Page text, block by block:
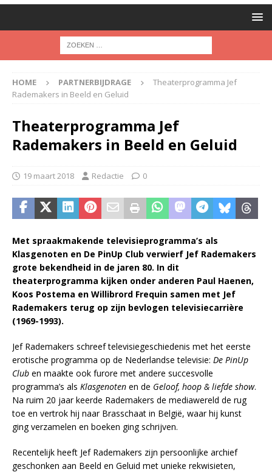
HOME PARTNERBIJDRAGE
Theaterprogramma Jef
Rademakers in Beeld en Geluid
Theaterprogramma Jef
Rademakers in Beeld en Geluid
19 maart 2018 Redactie 0
Met spraakmakende televisieprogramma’s als
Klasgenoten en De PinUp Club verwierf Jef Rademakers
grote bekendheid in de jaren 80. In dit
theaterprogramma kijken onder anderen Paul Haenen,
Koos Postema en Willibrord Frequin samen met Jef
Rademakers terug op zijn bevlogen televisiecarrière
(1969-1993).
Jef Rademakers schreef televisiegeschiedenis met het eerste
erotische programma op de Nederlandse televisie: De PinUp
Club en maakte ook furore met andere succesvolle
programma’s als Klasgenoten en de Geloof, hoop & liefde show.
Na ruim 20 jaar keerde Rademakers de mediawereld de rug
toe en vertrok hij naar Brasschaat in België, waar hij kunst
ging verzamelen en boeken ging schrijven.
Recentelijk heeft Jef Rademakers zijn persoonlijke archief
geschonken aan Beeld en Geluid met unieke rekwisieten,